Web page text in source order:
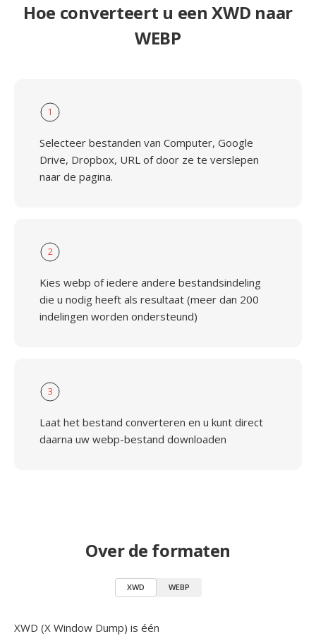
Hoe converteert u een XWD naar
WEBP
1
Selecteer bestanden van Computer, Google
Drive, Dropbox, URL of door ze te verslepen
naar de pagina.
2
Kies webp of iedere andere bestandsindeling
die u nodig heeft als resultaat (meer dan 200
indelingen worden ondersteund)
3
Laat het bestand converteren en u kunt direct
daarna uw webp-bestand downloaden
Over de formaten
XWD WEBP
XWD (X Window Dump) is één